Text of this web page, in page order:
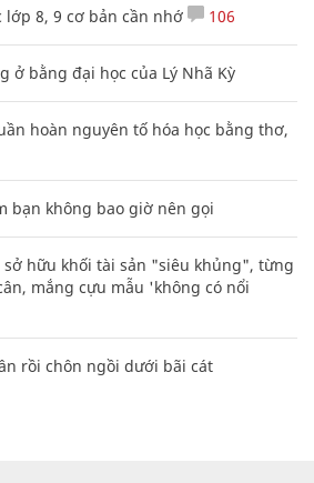
lớp 8, 9 cơ bản cần nhớ 106
ở bằng đại học của Lý Nhã Kỳ
hoàn nguyên tố hóa học bằng thơ,
bạn không bao giờ nên gọi
sở hữu khối tài sản "siêu khủng", từng
mắng cựu mẫu 'không có nổi
rồi chôn ngồi dưới bãi cát